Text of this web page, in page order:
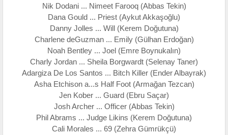
Nik Dodani ... Nimeet Farooq (Abbas Tekin)
Dana Gould ... Priest (Aykut Akkaşoğlu)
Danny Jolles ... Will (Kerem Doğutuna)
Charlene deGuzman ... Emily (Gülhan Erdoğan)
Noah Bentley ... Joel (Emre Boynukalın)
Charly Jordan ... Sheila Borgwardt (Selenay Taner)
Adargiza De Los Santos ... Bitch Killer (Ender Albayrak)
Asha Etchison a...s Half Foot (Armağan Tezcan)
Jen Kober ... Guard (Ebru Saçar)
Josh Archer ... Officer (Abbas Tekin)
Phil Abrams ... Judge Likins (Kerem Doğutuna)
Cali Morales ... 69 (Zehra Gümrükçü)